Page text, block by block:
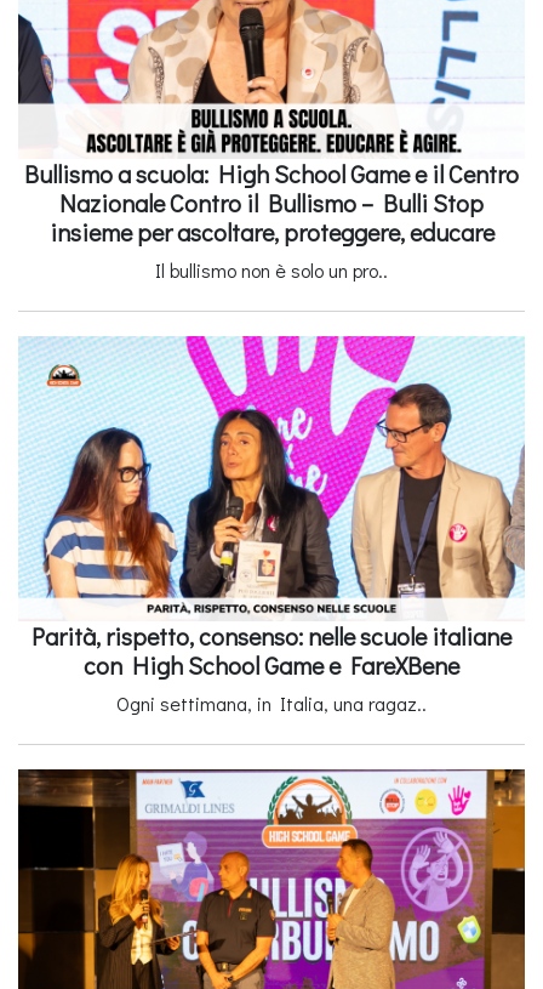
Bullismo a scuola: High School Game e il Centro
Nazionale Contro il Bullismo – Bulli Stop
insieme per ascoltare, proteggere, educare
Il bullismo non è solo un pro..
Parità, rispetto, consenso: nelle scuole italiane
con High School Game e FareXBene
Ogni settimana, in Italia, una ragaz..